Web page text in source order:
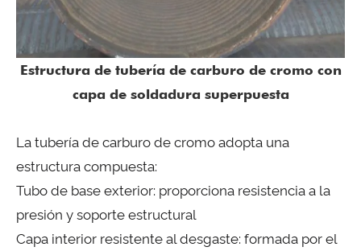
Estructura de tubería de carburo de cromo con
capa de soldadura superpuesta
La tubería de carburo de cromo adopta una
estructura compuesta:
Tubo de base exterior: proporciona resistencia a la
presión y soporte estructural
Capa interior resistente al desgaste: formada por el